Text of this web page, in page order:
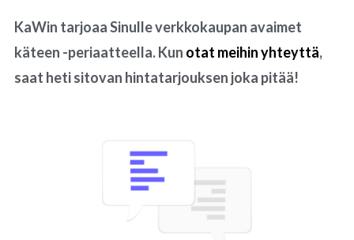
KaWin tarjoaa Sinulle verkkokaupan avaimet
käteen -periaatteella. Kun otat meihin yhteyttä,
saat heti sitovan hintatarjouksen joka pitää!